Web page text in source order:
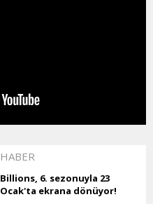
HABER
Billions, 6. sezonuyla 23
Ocak'ta ekrana dönüyor!